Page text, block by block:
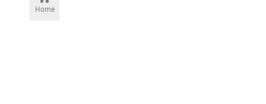
Home